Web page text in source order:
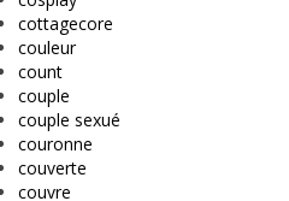
cottagecore
couleur
count
couple
couple sexué
couronne
couverte
couvre